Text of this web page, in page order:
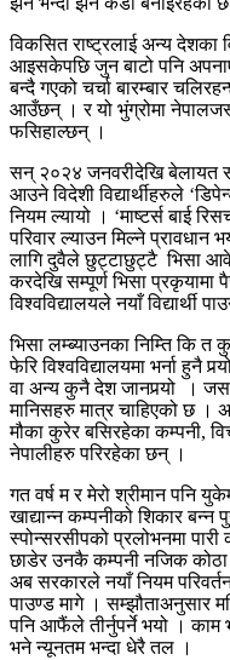
विकसित राष्ट्रलाई अन्य देशका
आइसकेपछि जुन बाटो पनि
बन्दै गएको चर्चा बारम्बार
आउँछन् । र यो भुंग्रोमा
फसिहाल्छन् ।
सन् २०२४ जनवरीदेखि बेलायत
आउने विदेशी विद्यार्थीहरुले
नियम ल्यायो । ‘माष्टर्स बाई
परिवार ल्याउन मिल्ने प्रावधान
लागि दुवैले छुट्टाछुट्टै भिसा
करदेखि सम्पूर्ण भिसा
विश्वविद्यालयले नयाँ विद्यार्थी
भिसा लम्ब्याउनका निम्ति कि त
फेरि विश्वविद्यालयमा भर्ना हुनै
वा अन्य कुनै देश जानपर्‍यो ।
मानिसहरु मात्र चाहिएको छ ।
मौका कुरेर बसिरहेका कम्पनी,
नेपालीहरु परिरहेका छन् ।
गत वर्ष म र मेरो श्रीमान पनि
खाद्यान्न कम्पनीको शिकार बन्न
स्पोन्सरसीपको प्रलोभनमा
छाडेर उनकै कम्पनी नजिक कोठा
अब सरकारले नयाँ नियम
पाउण्ड मागे । सम्झौताअनुसार
पनि आफैंले तीर्नुपर्ने भयो । काम
भने न्यूनतम भन्दा धेरै तल ।